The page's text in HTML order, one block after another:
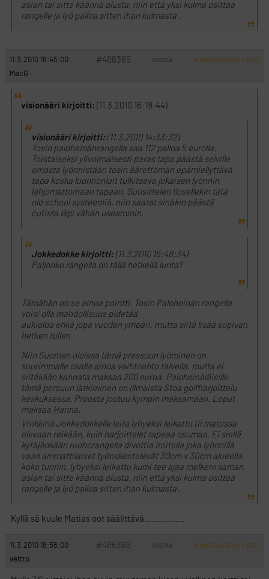
asian tai sitte käännä alusta, niin että yksi kulma osittaa
rangelle ja lyö palloa sitten ihan kulmasta .
11.3.2010 18:45:00 #466365 VASTAA ILMOITA ASIATON VIESTI
MacG
visionääri kirjoitti: (11.3.2010 16:19:44)
visionääri kirjoitti:(11.3.2010 14:33:32)
Tosin paloheinänrangella saa 112 palloa 5 eurolla.
Toistaiseksi ylivoimaisesti paras tapa päästä selville
omasta lyönnistään tosin äärettömän epämiellyttävä
tapa koska luonnonlait tulkitseva jokaisen lyönnin
lahjomattomaan tapaan. Suosittelen Ilosellekin tätä
old school systeemiä, niin saatat sinäkin päästä
cutista läpi vähän useammin.
Jokkedokke kirjoitti:(11.3.2010 15:48:34)
Paljonko rangella on tällä hetkellä lunta?
Tämähän on se ainoa pointti. Tosin Paloheinän rangella
voisi olla mahdollisuus pidetää
aukioloa ehkä jopa vuoden ympäri, mutta siitä lisää sopivan
hetken tullen
Niin Suomen oloissa tämä pressuun lyöminen on
suurimmalle osalla ainoa vaihtoehto talvella, mutta ei
siitäkään kannata maksaa 200 euroa. Paloheinäläisille
tämä persuun lätkiminen on illmaista Stoa golfharjoittelu
keskuksessa. Proosta joutuu kympin maksamaan. Loput
maksaa Hanna.
Vinkkinä Jokkedokkelle laita lyhyeksi leikattu tii matossa
olevaan reikään, kuin harjoittelet rapeaa osumaa. Ei siellä
kytäjänkään ruohorangella divottia iroitella joka lyönnillä
vaan ammattilaiset työnskentelevät 30cm x 30cm alueella
koko tunnin, lyhyeksi leikattu kumi tee ajaa melkein saman
asian tai sitte käännä alusta, niin että yksi kulma osittaa
rangelle ja lyö palloa sitten ihan kulmasta .
Kyllä sä kuule Matias oot säälittävä……………..
11.3.2010 18:56:00 #466366 VASTAA ILMOITA ASIATON VIESTI
veltto